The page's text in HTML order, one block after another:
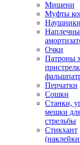
Мишени
Муфты
Наушники
Очки
Патроны
Перчатки
Сошки
Станки,
мешки
стрельбы
Стикхант